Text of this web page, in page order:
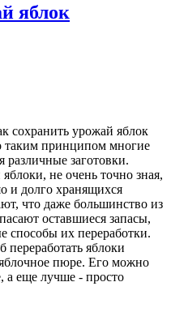
яблок
сохранить урожай яблок
таким принципом многие
различные заготовки.
не очень точно зная,
и долго хранящихся
что даже большинство из
оставшиеся запасы,
способы их переработки.
яблоки
пюре. Его можно
а еще лучше - просто